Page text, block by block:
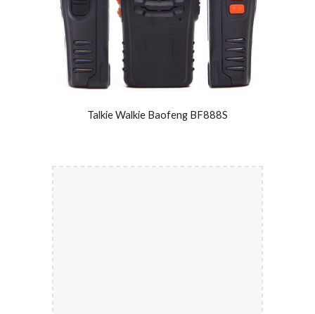
Talkie Walkie Baofeng BF888S